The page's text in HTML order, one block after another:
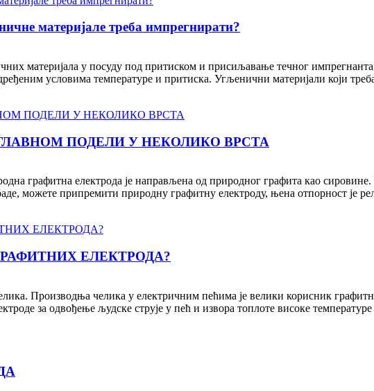
материјале треба импрегнирати?
материјала у посуду под притиском и присиљавање течног
условима температуре и притиска. Угљенични материјали који
ПОДЕЛИ У НЕКОЛИКО ВРСТА
графитна електрода је направљена од природног графита као
можете припремити природну графитну електроду, њена отпорност је
ЕЛЕКТРОДА?
Производња челика у електричним пећима је велики корисник
за одвођење људске струје у пећ и извора топлоте високе